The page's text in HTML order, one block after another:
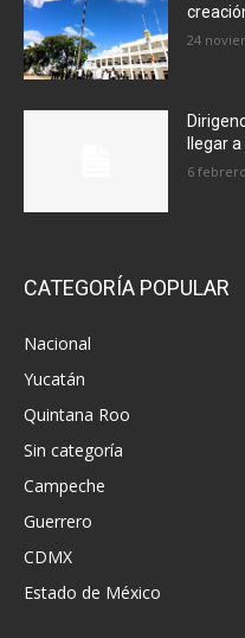
24
llegar
6
CATEGORÍA POPULAR
Nacional
Yucatán
Quintana Roo
Sin categoría
Campeche
Guerrero
CDMX
Estado de México